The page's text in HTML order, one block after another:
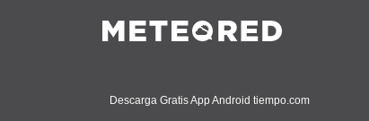
Descarga Gratis App Android tiempo.com